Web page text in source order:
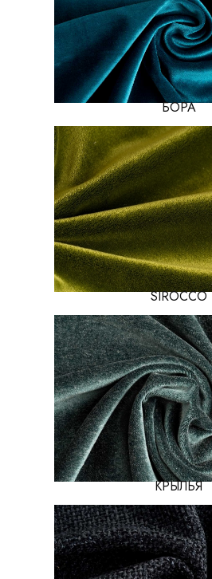
БОРА
SIROCCO
КРЫЛЬЯ